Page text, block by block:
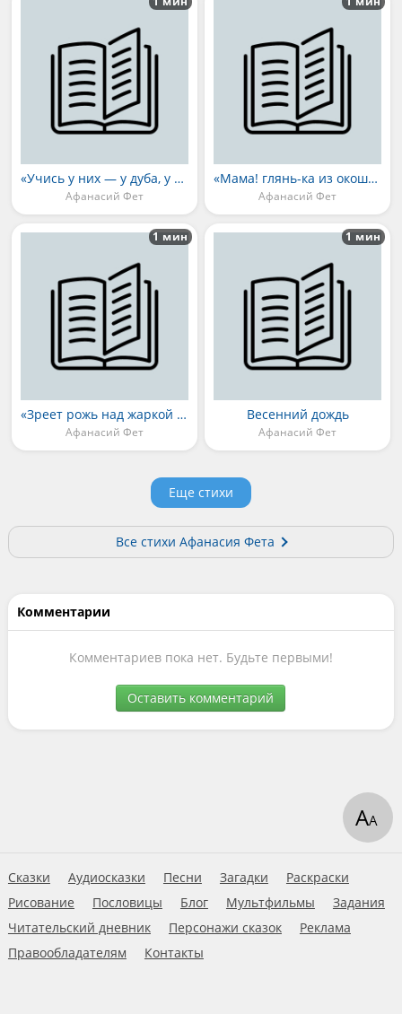
«Учись у них — у дуба, у берёзы…»
Афанасий Фет
«Мама! глянь-ка из окошка…»
Афанасий Фет
«Зреет рожь над жаркой нивой...»
Афанасий Фет
1 мин
Весенний дождь
Афанасий Фет
1 мин
Еще стихи
Все стихи Афанасия Фета
Комментарии
Комментариев пока нет. Будьте первыми!
Оставить комментарий
Сказки Аудиосказки Песни Загадки
Раскраски
Рисование
Пословицы Блог Мультфильмы
Задания
Читательский дневник
Персонажи сказок
Реклама
Правообладателям
Контакты
АА